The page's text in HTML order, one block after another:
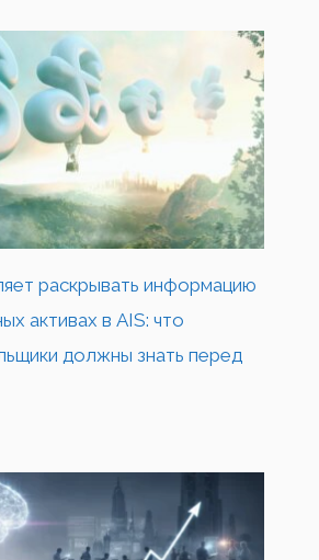
раскрывать информацию
активах в AIS: что
должны знать перед